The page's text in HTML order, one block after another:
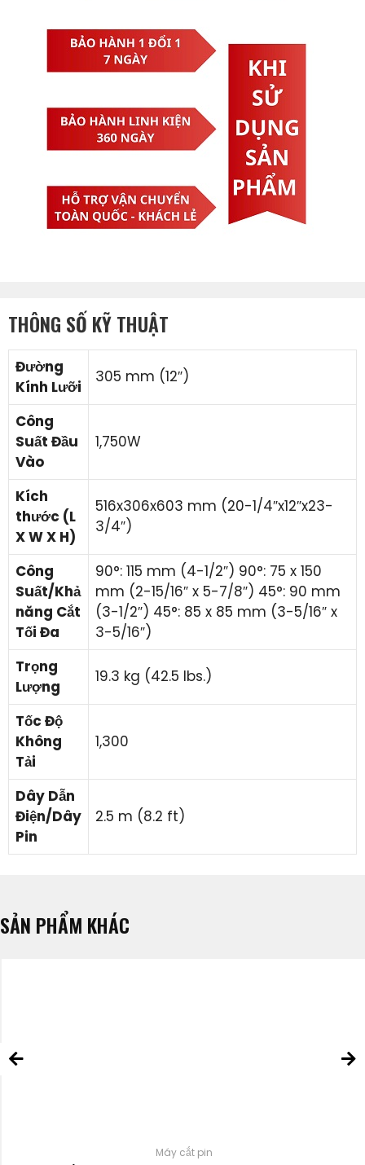
THÔNG SỐ KỸ THUẬT
Đường
Kính Lưỡi
305 mm (12″)
Công
Suất Đầu
Vào
1,750W
Kích
thước (L
X W X H)
516x306x603 mm (20-1/4″x12″x23-
3/4″)
Công
Suất/Khả
năng Cắt
Tối Đa
90°: 115 mm (4-1/2″) 90°: 75 x 150
mm (2-15/16″ x 5-7/8″) 45°: 90 mm
(3-1/2″) 45°: 85 x 85 mm (3-5/16″ x
3-5/16″)
Trọng
Lượng
19.3 kg (42.5 lbs.)
Tốc Độ
Không
Tải
1,300
Dây Dẫn
Điện/Dây
Pin
2.5 m (8.2 ft)
SẢN PHẨM KHÁC
Máy cắt pin